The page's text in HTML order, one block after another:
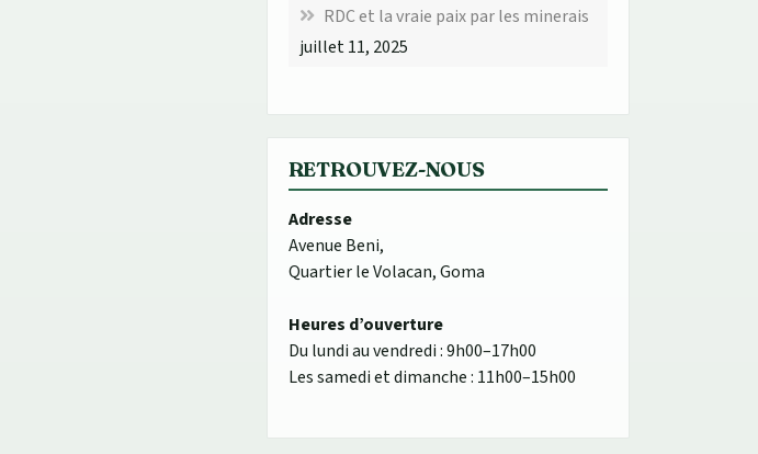
RDC et la vraie paix par les minerais
juillet 11, 2025
RETROUVEZ-NOUS
Adresse
Avenue Beni,
Quartier le Volacan, Goma
Heures d’ouverture
Du lundi au vendredi : 9h00–17h00
Les samedi et dimanche : 11h00–15h00